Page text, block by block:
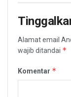
Alamat email
wajib ditandai *
Komentar *